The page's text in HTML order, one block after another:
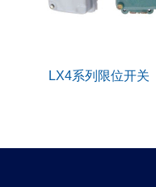
LX4系列限位开关